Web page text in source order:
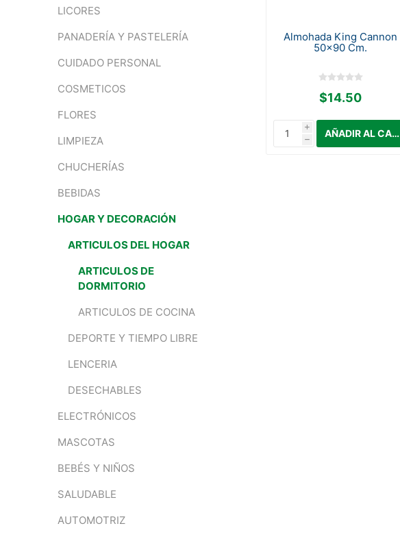
Almohada King Cannon
50x90 Cm.
$14.50
i
h
LICORES
PANADERÍA Y PASTELERÍA
CUIDADO PERSONAL
COSMETICOS
FLORES
LIMPIEZA
CHUCHERÍAS
BEBIDAS
HOGAR Y DECORACIÓN
ARTICULOS DEL HOGAR
ARTICULOS DE
DORMITORIO
ARTICULOS DE COCINA
DEPORTE Y TIEMPO LIBRE
LENCERIA
DESECHABLES
ELECTRÓNICOS
MASCOTAS
BEBÉS Y NIÑOS
SALUDABLE
AUTOMOTRIZ